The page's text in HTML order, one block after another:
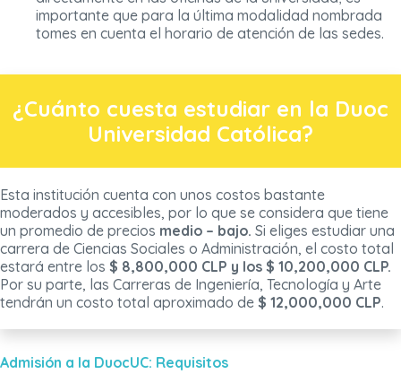
importante que para la última modalidad nombrada
tomes en cuenta el horario de atención de las sedes.
¿Cuánto cuesta estudiar en la Duoc
Universidad Católica?
Esta institución cuenta con unos costos bastante
moderados y accesibles, por lo que se considera que tiene
un promedio de precios medio – bajo. Si eliges estudiar una
carrera de Ciencias Sociales o Administración, el costo total
estará entre los $ 8,800,000 CLP y los $ 10,200,000 CLP.
Por su parte, las Carreras de Ingeniería, Tecnología y Arte
tendrán un costo total aproximado de $ 12,000,000 CLP.
Admisión a la DuocUC: Requisitos